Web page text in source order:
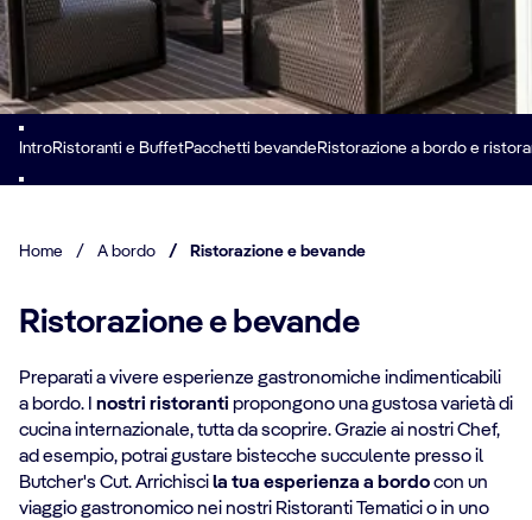
IntroRistoranti e BuffetPacchetti bevande Ristorazione a bordo e
Home / A bordo / Ristorazione e bevande
Ristorazione e bevande
Preparati a vivere esperienze gastronomiche indimenticabili
a bordo. I
nostri ristorantipropongono una gustosa varietà di
cucina internazionale, tutta da scoprire. Grazie ai nostri Chef,
ad esempio, potrai gustare bistecche succulente presso il
Butcher's Cut. Arrichiscila tua esperienza a bordocon un
viaggio gastronomico nei nostri Ristoranti Tematici o in uno